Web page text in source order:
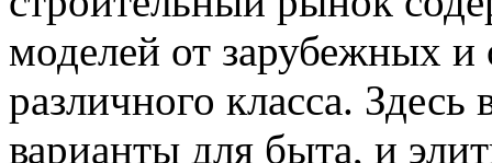
моделей от зарубежных и
различного класса.
варианты для быта, и